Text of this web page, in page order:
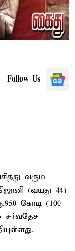
Follow Us
வரும்
(வயது 44)
கோடி (100
சர்வதேச